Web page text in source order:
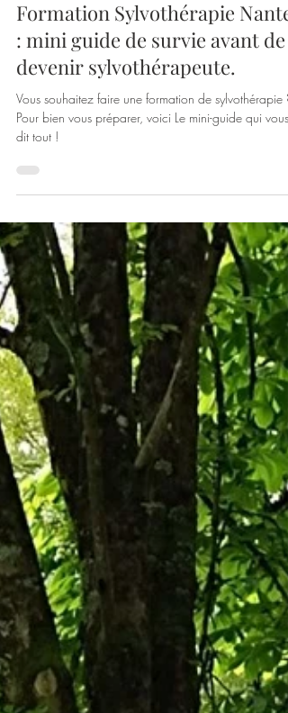
Arbres, forêts et sylvotherapie
Formation Sylvothérapie Nantes
: mini guide de survie avant de
devenir sylvothérapeute.
Pour bien vous préparer, voici Le mini-guide qui vous